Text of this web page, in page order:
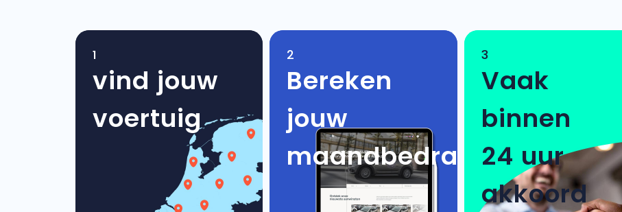
1
vind jouw
voertuig
2
Bereken
jouw
maandbedrag
3
Vaak
binnen
24 uur
akkoord